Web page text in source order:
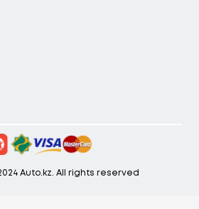
Auto.kz. All rights reserved